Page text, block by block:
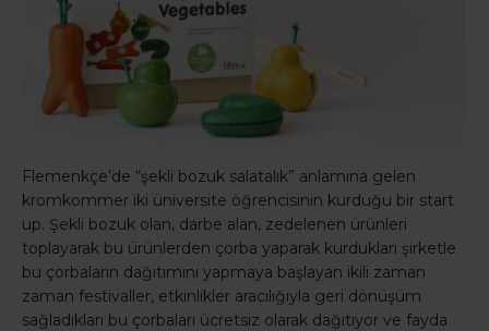
Flemenkçe’de “şekli bozuk salatalık” anlamına gelen
kromkommer iki üniversite öğrencisinin kurduğu bir start
up. Şekli bozuk olan, darbe alan, zedelenen ürünleri
toplayarak bu ürünlerden çorba yaparak kurdukları şirketle
bu çorbaların dağıtımını yapmaya başlayan ikili zaman
zaman festivaller, etkinlikler aracılığıyla geri dönüşüm
sağladıkları bu çorbaları ücretsiz olarak dağıtıyor ve fayda